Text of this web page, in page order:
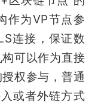
作为VP节点参
连接，保证数
可以作为直接
权参与，普通
或者外链方式